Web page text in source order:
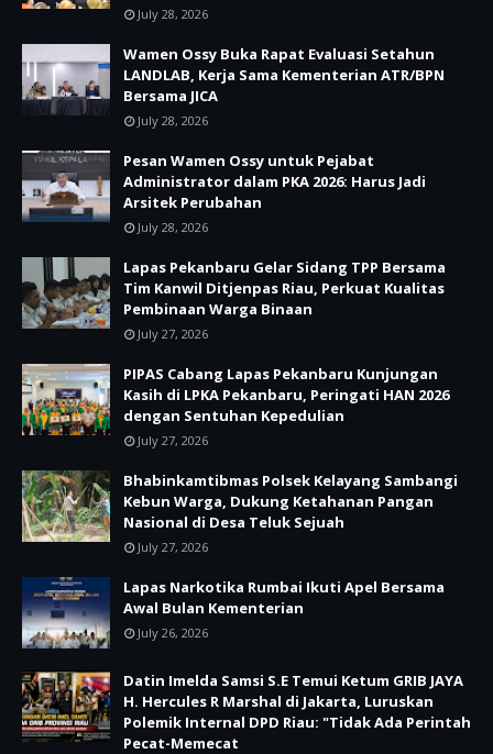
July 28, 2026
Wamen Ossy Buka Rapat Evaluasi Setahun
LANDLAB, Kerja Sama Kementerian ATR/BPN
Bersama JICA
July 28, 2026
Pesan Wamen Ossy untuk Pejabat
Administrator dalam PKA 2026: Harus Jadi
Arsitek Perubahan
July 28, 2026
Lapas Pekanbaru Gelar Sidang TPP Bersama
Tim Kanwil Ditjenpas Riau, Perkuat Kualitas
Pembinaan Warga Binaan
July 27, 2026
PIPAS Cabang Lapas Pekanbaru Kunjungan
Kasih di LPKA Pekanbaru, Peringati HAN 2026
dengan Sentuhan Kepedulian
July 27, 2026
Bhabinkamtibmas Polsek Kelayang Sambangi
Kebun Warga, Dukung Ketahanan Pangan
Nasional di Desa Teluk Sejuah
July 27, 2026
Lapas Narkotika Rumbai Ikuti Apel Bersama
Awal Bulan Kementerian
July 26, 2026
Datin Imelda Samsi S.E Temui Ketum GRIB JAYA
H. Hercules R Marshal di Jakarta, Luruskan
Polemik Internal DPD Riau: "Tidak Ada Perintah
Pecat-Memecat